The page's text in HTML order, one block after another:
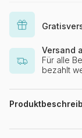
Versand
Für alle
bezahlt
KAZSTUDIO SA